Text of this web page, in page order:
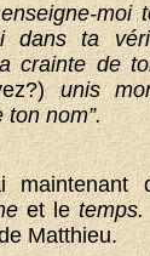
moi
dans ta
crainte de
unis
nom”.
et le
Matthieu.